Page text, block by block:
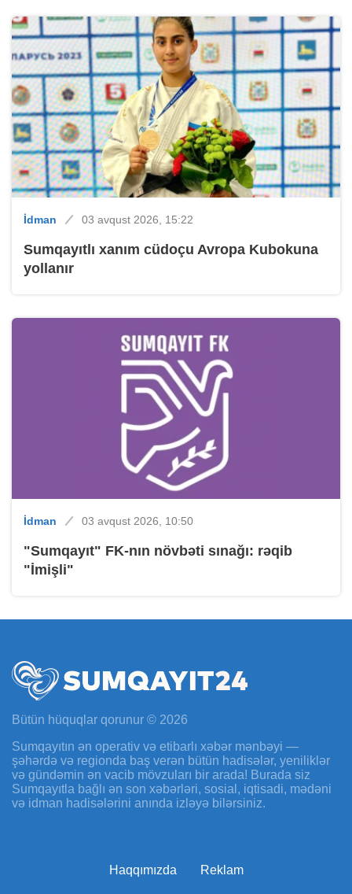
İdman 03 avqust 2026, 15:22
Sumqayıtlı xanım cüdoçu Avropa Kubokuna
yollanır
İdman 03 avqust 2026, 10:50
"Sumqayıt" FK-nın növbəti sınağı: rəqib
"İmişli"
Bütün hüquqlar qorunur © 2026
Sumqayıtın ən operativ və etibarlı xəbər mənbəyi —
şəhərdə və regionda baş verən bütün hadisələr, yeniliklər
və gündəmin ən vacib mövzuları bir arada! Burada siz
Sumqayıtla bağlı ən son xəbərləri, sosial, iqtisadi, mədəni
və idman hadisələrini anında izləyə bilərsiniz.
Haqqımızda Reklam